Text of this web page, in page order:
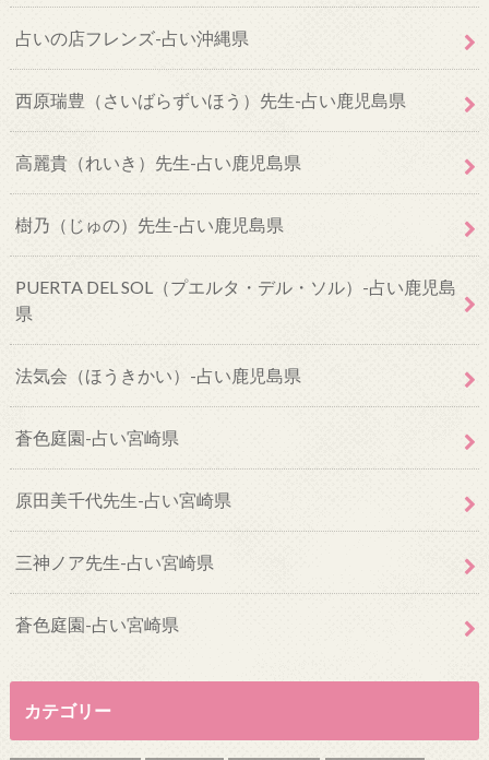
占いの店フレンズ-占い沖縄県
西原瑞豊（さいばらずいほう）先生-占い鹿児島県
高麗貴（れいき）先生-占い鹿児島県
樹乃（じゅの）先生-占い鹿児島県
PUERTA DEL SOL（プエルタ・デル・ソル）-占い鹿児島
県
法気会（ほうきかい）-占い鹿児島県
蒼色庭園-占い宮崎県
原田美千代先生-占い宮崎県
三神ノア先生-占い宮崎県
蒼色庭園-占い宮崎県
カテゴリー